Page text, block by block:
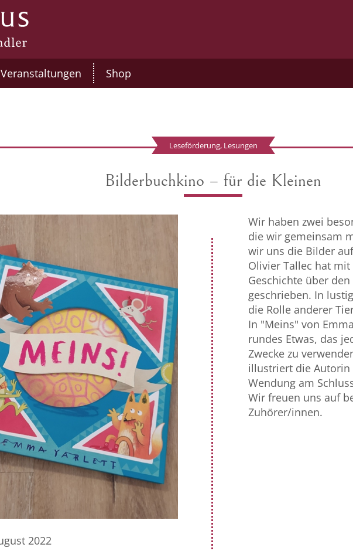
Veranstaltungen Shop
Leseförderung, Lesungen
Bilderbuchkino – für die Kleinen
2022
Wir haben zwei
die wir gemeinsam
wir uns die Bilder
Olivier Tallec hat
Geschichte über
geschrieben. In
die Rolle anderer
In "Meins" von
rundes Etwas, das
Zwecke zu
illustriert die Autorin
Wendung am
Wir freuen uns auf
Zuhörer/innen.